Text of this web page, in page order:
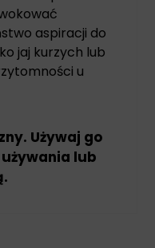
aspiracji do
jaj kurzych lub
u
Używaj go
lub